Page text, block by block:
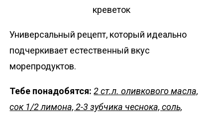
Универсальный рецепт, который идеально
подчеркивает естественный вкус
морепродуктов.
Тебе понадобятся:2 ст.л. оливкового масла,
сок 1/2 лимона, 2-3 зубчика чеснока, соль,